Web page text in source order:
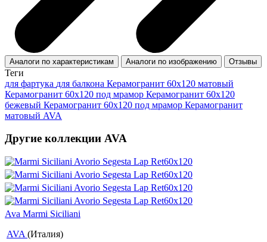
Аналоги по характеристикам Аналоги по изображению Отзывы
Теги
для фартука для балкона Керамогранит 60x120 матовый
Керамогранит 60x120 под мрамор Керамогранит 60х120
бежевый Керамогранит 60х120 под мрамор Керамогранит
матовый AVA
Другие коллекции AVA
Ava Marmi Siciliani
AVA (Италия)